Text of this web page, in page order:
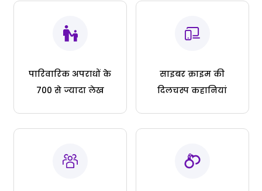
पारिवारिक अपराधों के
700 से ज्यादा लेख
साइबर क्राइम की
दिलचस्प कहानियां